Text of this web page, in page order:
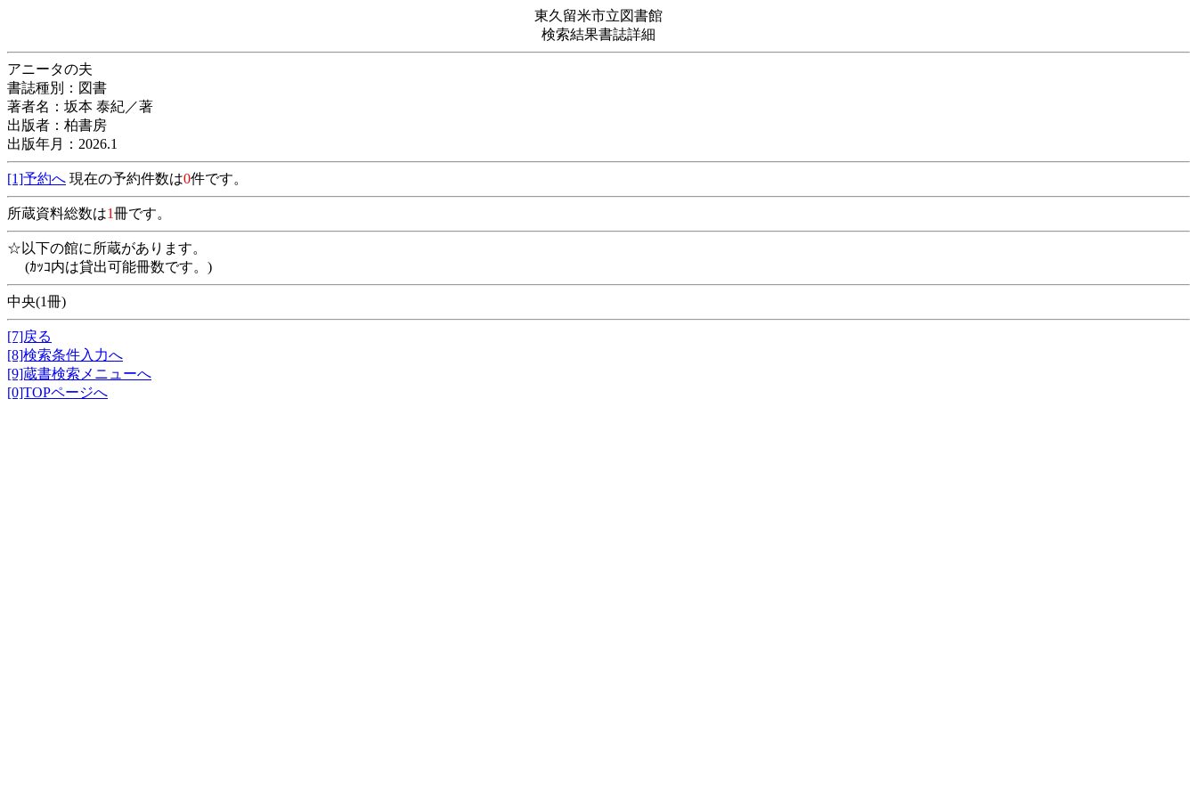
東久留米市立図書館
検索結果書誌詳細
アニータの夫
書誌種別：図書
著者名：坂本 泰紀／著
出版者：柏書房
出版年月：2026.1
[1]予約へ 現在の予約件数は0件です。
所蔵資料総数は1冊です。
☆以下の館に所蔵があります。
(ｶｯｺ内は貸出可能冊数です。)
中央(1冊)
[7]戻る
[8]検索条件入力へ
[9]蔵書検索メニューへ
[0]TOPページへ